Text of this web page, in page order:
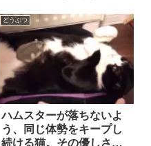
どうぶつ
ハムスターが落ちないよ
う、同じ体勢をキープし
続ける猫。その優しさ